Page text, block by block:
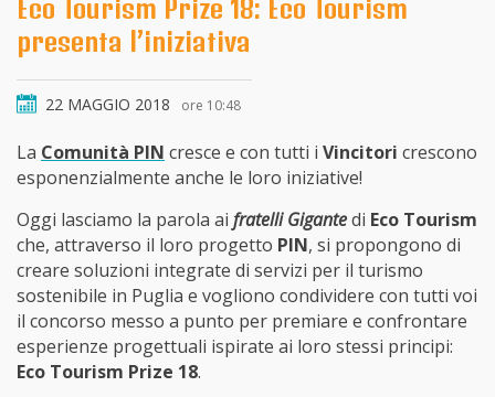
Eco Tourism Prize 18: Eco Tourism
presenta l’iniziativa
22 MAGGIO 2018 ore 10:48
La Comunità PIN cresce e con tutti i Vincitori crescono
esponenzialmente anche le loro iniziative!
Oggi lasciamo la parola ai fratelli Gigantedi Eco Tourism
che, attraverso il loro progetto PIN, si propongono di
creare soluzioni integrate di servizi per il turismo
sostenibile in Puglia e vogliono condividere con tutti voi
il concorso messo a punto per premiare e confrontare
esperienze progettuali ispirate ai loro stessi principi:
Eco Tourism Prize 18.